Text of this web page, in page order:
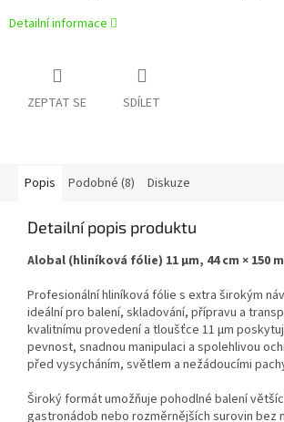
Detailní informace
ZEPTAT SE SDÍLET
Popis Podobné (8) Diskuze
Detailní popis produktu
Alobal (hliníková fólie) 11 µm, 44 cm × 150 m
Profesionální hliníková fólie s extra širokým
ideální pro balení, skladování, přípravu a
kvalitnímu provedení a tloušťce 11 µm
pevnost, snadnou manipulaci a spolehlivou
před vysycháním, světlem a nežádoucími
Široký formát umožňuje pohodlné balení
gastronádob nebo rozměrnějších surovin bez